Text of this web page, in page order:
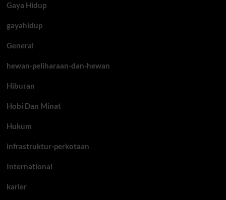
Gaya Hidup
gayahidup
General
hewan-peliharaan-dan-hewan
Hiburan
Hobi Dan Minat
Hukum
infrastruktur-perkotaan
International
karier